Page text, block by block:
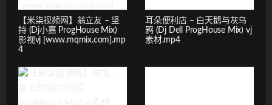
【米柒视频网】翁立友 – 坚
持 (Dj小嘉 ProgHouse Mix)
影视vj [www.mqmix.com].mp
4
耳朵便利店 – 白天鹅与灰乌
鸦 (Dj Dell ProgHouse Mix) vj
素材.mp4